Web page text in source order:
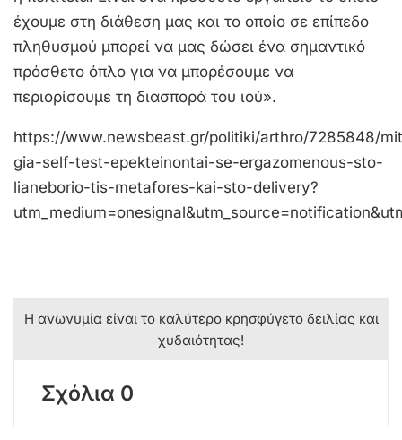
έχουμε στη διάθεση μας και το οποίο σε επίπεδο
πληθυσμού μπορεί να μας δώσει ένα σημαντικό
πρόσθετο όπλο για να μπορέσουμε να
περιορίσουμε τη διασπορά του ιού».
https://www.newsbeast.gr/politiki/arthro/7285848/
gia-self-test-epekteinontai-se-ergazomenous-sto-
lianeborio-tis-metafores-kai-sto-delivery?
Η ανωνυμία είναι το καλύτερο κρησφύγετο δειλίας και
χυδαιότητας!
Σχόλια 0